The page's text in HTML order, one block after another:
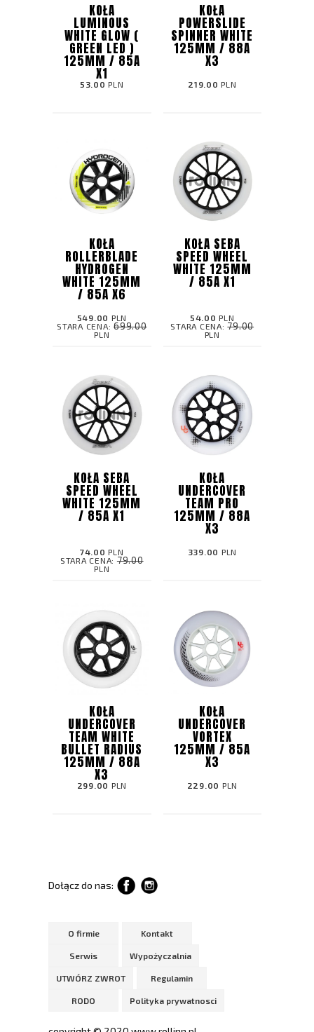
KOŁA
LUMINOUS
WHITE GLOW (
GREEN LED )
125MM / 85A
X1
53.00 PLN
KOŁA
POWERSLIDE
SPINNER WHITE
125MM / 88A
X3
219.00 PLN
KOŁA
ROLLERBLADE
HYDROGEN
WHITE 125MM
/ 85A X6
549.00 PLN
STARA CENA: 699.00
PLN
KOŁA SEBA
SPEED WHEEL
WHITE 125MM
/ 85A X1
54.00 PLN
STARA CENA:79.00
PLN
KOŁA SEBA
SPEED WHEEL
WHITE 125MM
/ 85A X1
74.00 PLN
STARA CENA:79.00
PLN
KOŁA
UNDERCOVER
TEAM PRO
125MM / 88A
X3
339.00 PLN
KOŁA
UNDERCOVER
TEAM WHITE
BULLET RADIUS
125MM / 88A
X3
299.00 PLN
KOŁA
UNDERCOVER
VORTEX
125MM / 85A
X3
229.00 PLN
Dołącz do nas:
O firmie Kontakt
Serwis Wypożyczalnia
UTWÓRZ ZWROT Regulamin
RODO Polityka prywatnosci